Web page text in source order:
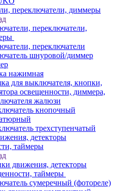
переключатели, диммеры
переключатели,
переключатели
шнуровой/диммер
нажимная
для выключателя, кнопки,
освещенности, диммера,
жалюзи
кнопочный
трехступенчатый
детекторы
таймеры
движения, детекторы
таймеры
сумеречный (фотореле)